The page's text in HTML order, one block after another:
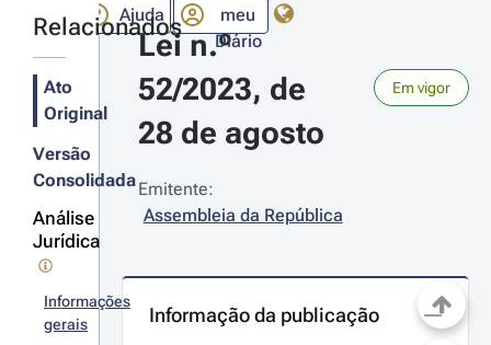
Ajuda
meu
Diário
Relacionados
Ato
Original
Versão
Consolidada
Análise
Jurídica
Informações
gerais
Lei n.º
52/2023, de
28 de agosto
Em vigor
Emitente:
Assembleia da República
Informação da publicação